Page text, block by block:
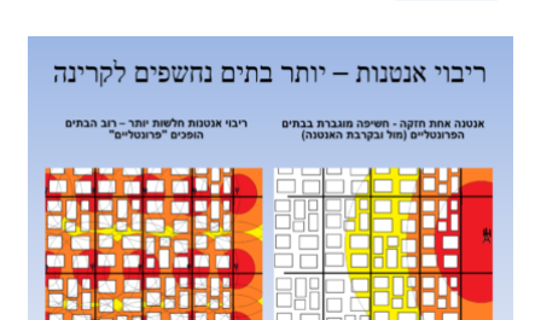
אנטנות
בכל
ועל
כל
דבר